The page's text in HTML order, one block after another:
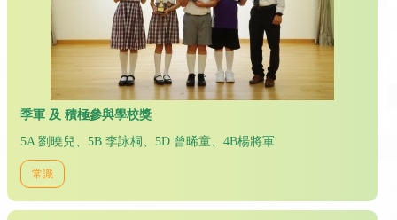
季軍 及 積極參與學校獎
5A 劉曉兒、5B 李詠桐、5D 曾晞童、4B楊將軍
常識